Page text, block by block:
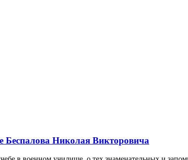
Беспалова Николая Викторовича